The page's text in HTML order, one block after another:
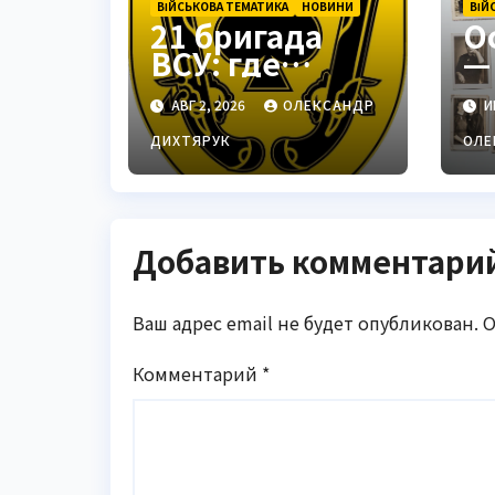
ВІЙСЬКОВА ТЕМАТИКА НОВИНИ
21 бригада
ВСУ: где
находится —
Подольск как
стратегически
й центр
АВГ 2, 2026
ОЛЕКСАНДР
ДИХТЯРУК
—
Добавить
Ваш адрес email не будет опубликован.
Комментарий *